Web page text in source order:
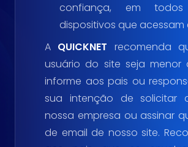
confiança, em
dispositivos que acessam
A QUICKNET recomenda
usuário do site seja menor
informe aos pais ou
sua intenção de solicitar
nossa empresa ou assinar
de email de nosso site.